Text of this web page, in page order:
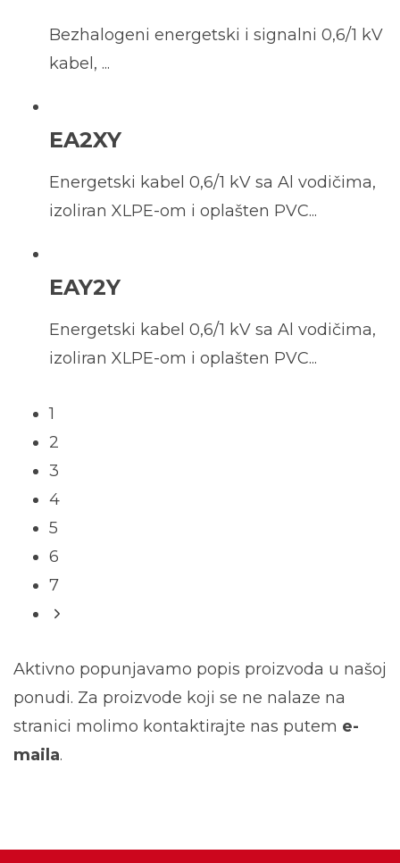
Bezhalogeni energetski i signalni 0,6/1 kV
kabel, ...
EA2XY
Energetski kabel 0,6/1 kV sa Al vodičima,
izoliran XLPE-om i oplašten PVC...
EAY2Y
Energetski kabel 0,6/1 kV sa Al vodičima,
izoliran XLPE-om i oplašten PVC...
1
2
3
4
5
6
7
Aktivno popunjavamo popis proizvoda u našoj
ponudi. Za proizvode koji se ne nalaze na
stranici molimo kontaktirajte nas putem e-
maila.